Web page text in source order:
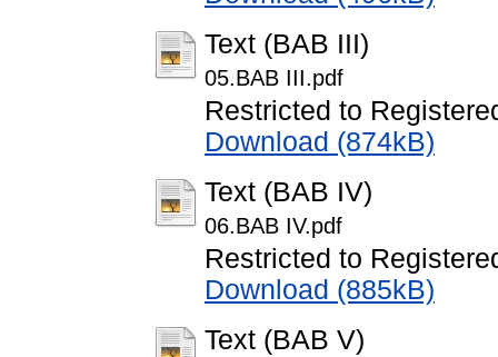
Text (BAB III)
05.BAB III.pdf
Restricted to
Download (874kB)
Text (BAB IV)
06.BAB IV.pdf
Restricted to
Download (885kB)
Text (BAB V)